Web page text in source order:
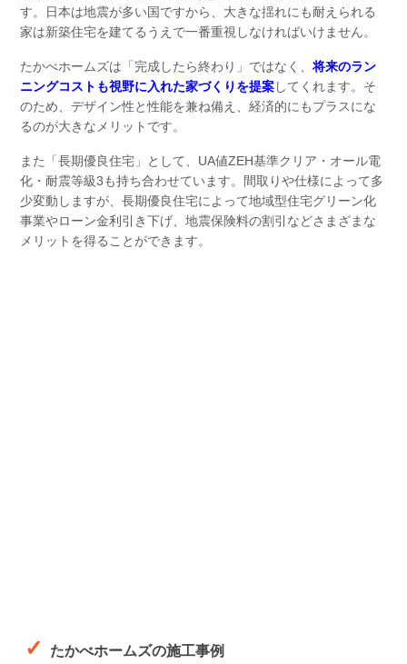
す。日本は地震が多い国ですから、大きな揺れにも耐えられる
家は新築住宅を建てるうえで一番重視しなければいけません。
たかべホームズは「完成したら終わり」ではなく、将来のラン
ニングコストも視野に入れた家づくりを提案してくれます。そ
のため、デザイン性と性能を兼ね備え、経済的にもプラスにな
るのが大きなメリットです。
また「長期優良住宅」として、UA値ZEH基準クリア・オール電
化・耐震等級3も持ち合わせています。間取りや仕様によって多
少変動しますが、長期優良住宅によって地域型住宅グリーン化
事業やローン金利引き下げ、地震保険料の割引などさまざまな
メリットを得ることができます。
たかべホームズの施工事例